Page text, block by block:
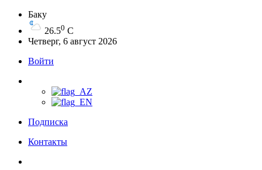
Баку
26.50 C
Четверг, 6 август 2026
Войти
Подписка
Контакты